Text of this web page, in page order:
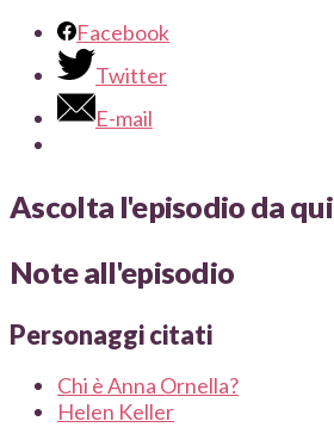
Facebook
Twitter
E-mail
Ascolta l'episodio da qui
Note all'episodio
Personaggi citati
Chi è Anna Ornella?
Helen Keller